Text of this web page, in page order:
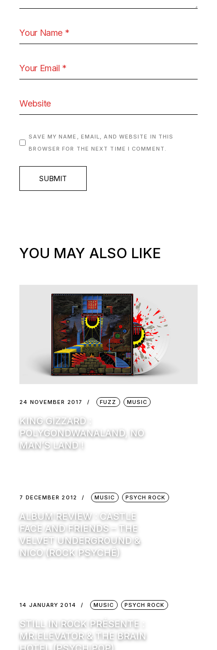
SAVE MY NAME, EMAIL, AND WEBSITE IN THIS
BROWSER FOR THE NEXT TIME I COMMENT.
SUBMIT
YOU MAY ALSO LIKE
24 NOVEMBER 2017 FUZZ MUSIC
KING GIZZARD :
POLYGONDWANALAND, NO
MAN’S LAND !
7 DECEMBER 2012 MUSIC PSYCH ROCK
ALBUM REVIEW : CASTLE
FACE AND FRIENDS – THE
VELVET UNDERGROUND &
NICO (ROCK PSYCHÉ)
14 JANUARY 2014 MUSIC PSYCH ROCK
STILL IN ROCK PRÉSENTE :
MR.ELEVATOR & THE BRAIN